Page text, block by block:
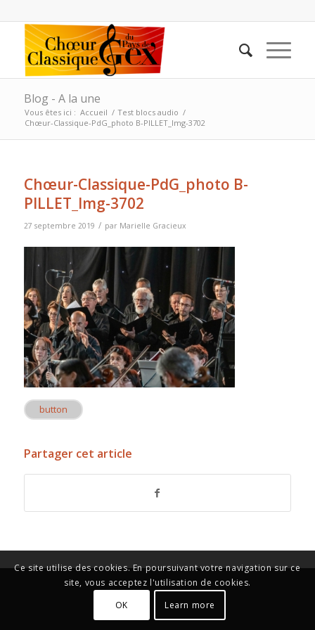
Blog - A la une
Vous êtes ici : Accueil / Test blocs audio /
Chœur-Classique-PdG_photo B-PILLET_Img-3702
Chœur-Classique-PdG_photo B-
PILLET_Img-3702
27 septembre 2019 / par Marielle Gracieux
button
Partager cet article
Ce site utilise des cookies. En poursuivant votre navigation sur ce
site, vous acceptez l'utilisation de cookies.
OK
Learn more